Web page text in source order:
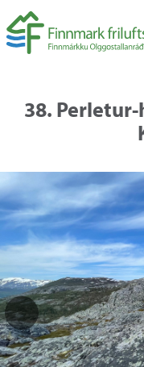
38.